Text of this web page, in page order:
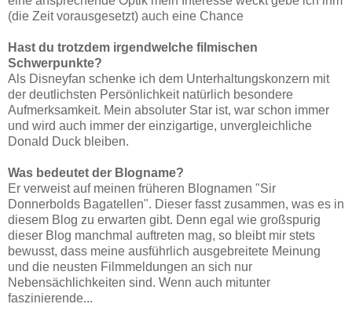
(die Zeit vorausgesetzt) auch eine Chance
Hast du trotzdem irgendwelche filmischen
Schwerpunkte?
Als Disneyfan schenke ich dem Unterhaltungskonzern mit
der deutlichsten Persönlichkeit natürlich besondere
Aufmerksamkeit. Mein absoluter Star ist, war schon immer
und wird auch immer der einzigartige, unvergleichliche
Donald Duck bleiben.
Was bedeutet der Blogname?
Er verweist auf meinen früheren Blognamen "Sir
Donnerbolds Bagatellen". Dieser fasst zusammen, was es in
diesem Blog zu erwarten gibt. Denn egal wie großspurig
dieser Blog manchmal auftreten mag, so bleibt mir stets
bewusst, dass meine ausführlich ausgebreitete Meinung
und die neusten Filmmeldungen an sich nur
Nebensächlichkeiten sind. Wenn auch mitunter
faszinierende...